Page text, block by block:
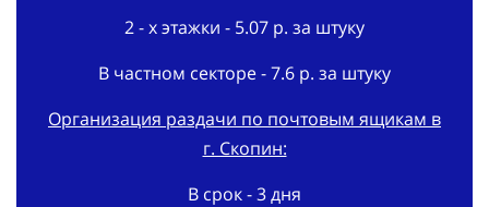
2 - х этажки - 5.07 р. за штуку
В частном секторе - 7.6 р. за штуку
Организация раздачи по почтовым ящикам в
г. Скопин:
В срок - 3 дня